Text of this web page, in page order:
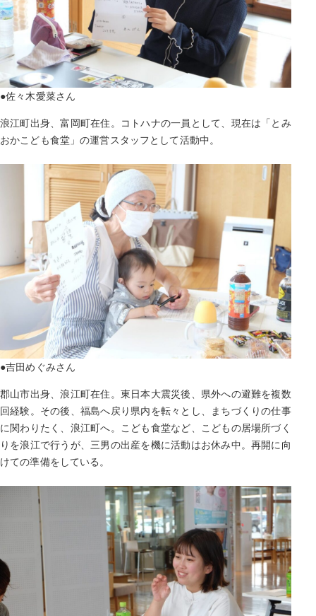
●佐々木愛菜さん
浪江町出身、富岡町在住。コトハナの一員として、現在は「とみ
おかこども食堂」の運営スタッフとして活動中。
●吉田めぐみさん
郡山市出身、浪江町在住。東日本大震災後、県外への避難を複数
回経験。その後、福島へ戻り県内を転々とし、まちづくりの仕事
に関わりたく、浪江町へ。こども食堂など、こどもの居場所づく
りを浪江で行うが、三男の出産を機に活動はお休み中。再開に向
けての準備をしている。